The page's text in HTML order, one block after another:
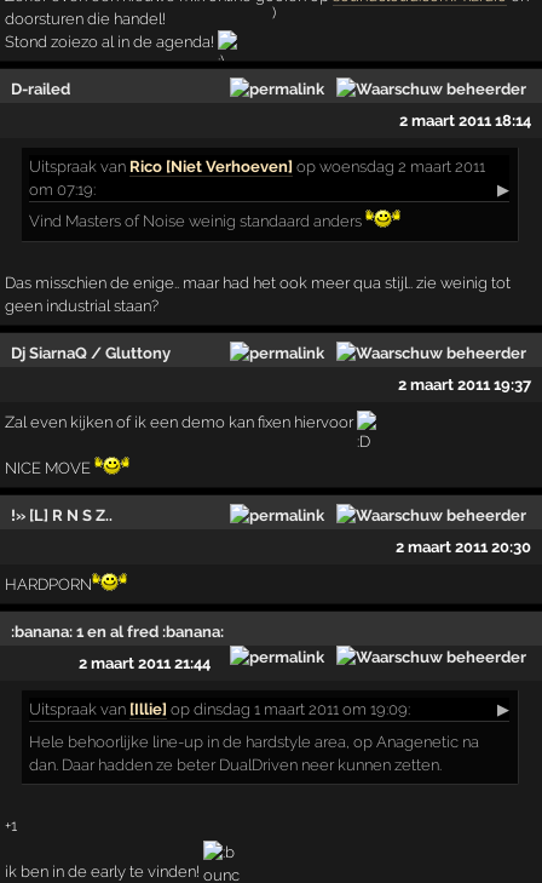
doorsturen die handel!
Stond zoiezo al in de agenda!
D-railed
2 maart 2011 18:14
Uitspraak van Rico [Niet Verhoeven] op woensdag 2 maart 2011
om 07:19:
▶
Vind Masters of Noise weinig standaard anders
Das misschien de enige.. maar had het ook meer qua stijl.. zie weinig tot
geen industrial staan?
Dj SiarnaQ / Gluttony
2 maart 2011 19:37
Zal even kijken of ik een demo kan fixen hiervoor
NICE MOVE
!» [L] R N S Z..
2 maart 2011 20:30
HARDPORN
:banana: 1 en al fred :banana:
2 maart 2011 21:44
Uitspraak van [Illie] op dinsdag 1 maart 2011 om 19:09:
▶
Hele behoorlijke line-up in de hardstyle area, op Anagenetic na
dan. Daar hadden ze beter DualDriven neer kunnen zetten.
+1
ik ben in de early te vinden!